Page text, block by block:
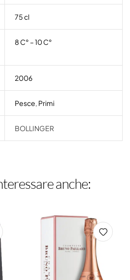
75 cl
8 C° – 10 C°
2006
Pesce, Primi
BOLLINGER
anche: